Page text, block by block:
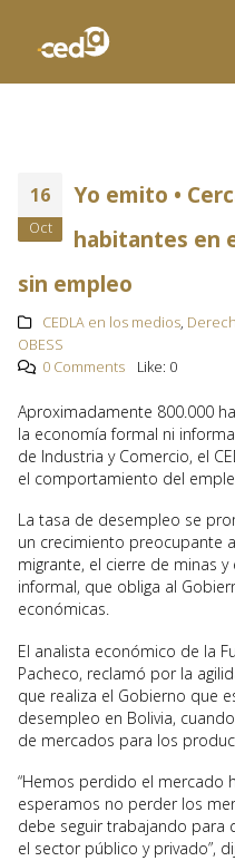
16
Oct
Yo emito •
habitantes en
sin empleo
CEDLA en los medios,
OBESS
0 Comments
Like: 0
Aproximadamente 800.000
la economía formal ni
de Industria y Comercio, el
el comportamiento del
La tasa de desempleo se
un crecimiento preocupante
migrante, el cierre de minas
informal, que obliga al
económicas.
El analista económico de la
Pacheco, reclamó por la
que realiza el Gobierno que
desempleo en Bolivia,
de mercados para los
“Hemos perdido el mercado
esperamos no perder los
debe seguir trabajando para
el sector público y privado”,